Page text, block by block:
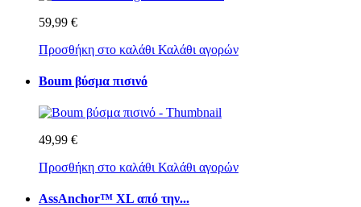
59,99 €
Προσθήκη στο καλάθι Καλάθι αγορών
Boum βύσμα πισινό
49,99 €
Προσθήκη στο καλάθι Καλάθι αγορών
AssAnchor™ XL από την...